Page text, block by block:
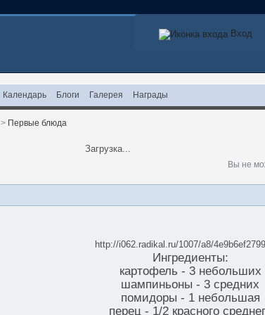
Вход
Календарь Блоги Галерея Награды
> Первые блюда
Загрузка...
Вы не
http://i062.radikal.ru/1007/a8/
Ингредиенты:
картофель - 3 небольших
шампиньоны - 3 средних
помидоры - 1 небольшая
перец - 1/2 красного